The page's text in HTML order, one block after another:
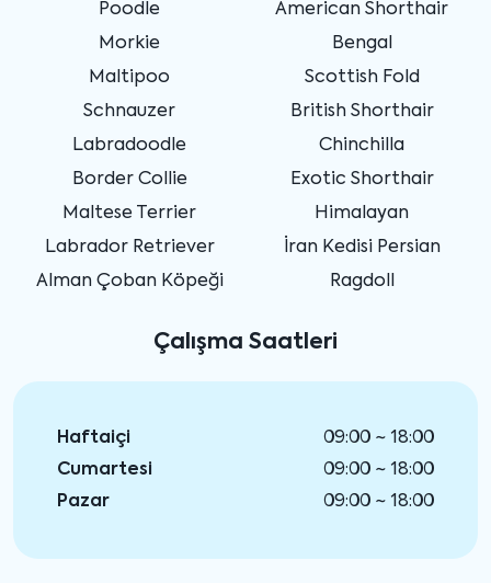
Poodle
Morkie
Maltipoo
Schnauzer
Labradoodle
Border Collie
Maltese Terrier
Labrador Retriever
Alman Çoban Köpeği
American Shorthair
Bengal
Scottish Fold
British Shorthair
Chinchilla
Exotic Shorthair
Himalayan
İran Kedisi Persian
Ragdoll
Çalışma Saatleri
Haftaiçi
09:00 ~ 18:00
Cumartesi
09:00 ~ 18:00
Pazar
09:00 ~ 18:00